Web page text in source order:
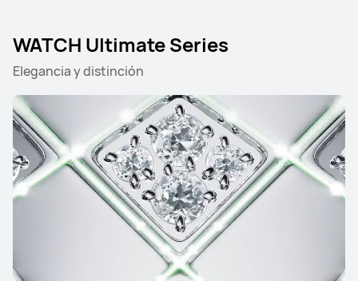
WATCH Ultimate Series
Elegancia y distinción